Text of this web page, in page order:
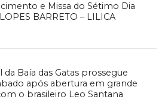
e Missa do Sétimo Dia
BARRETO – LILICA
da Baía das Gatas prossegue
após abertura em grande
o brasileiro Leo Santana